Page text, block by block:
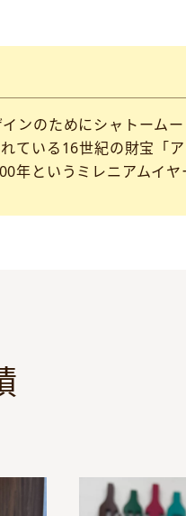
ンのためにシャトーム
ている16世紀の財宝「
年というミレニアムイ